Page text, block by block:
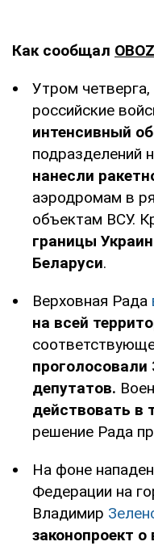
Как сообщал
Утром
российские
интенсивный
подразделений
нанесли
аэродромам в
объектам ВСУ.
границы
Беларуси.
Верховная Рада
на всей
депутатов.
действовать в
решение Рада
На фоне
Федерации на
Владимир
законопроект